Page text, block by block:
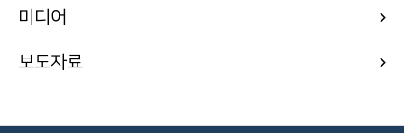
미디어
보도자료